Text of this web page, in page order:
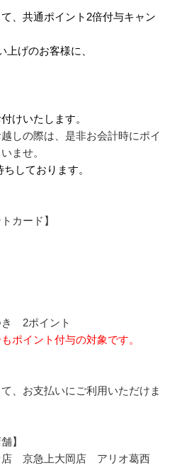
、共通ポイント2倍付与キャン
上げのお客様に、
けいたします。
しの際は、是非お会計時にポイ
ませ。
しております。
カード】
2ポイント
ポイント付与の対象です。
、お支払いにご利用いただけま
】
店 京急上大岡店 アリオ葛西